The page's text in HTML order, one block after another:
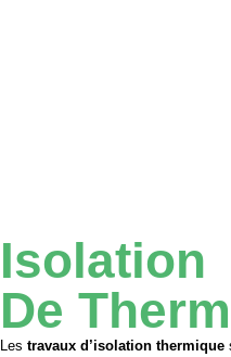
Isolation
De
Les travaux d’isolation thermique